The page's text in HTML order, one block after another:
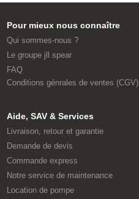
Pour mieux nous connaître
Qui sommes-nous ?
Le groupe jll.spear
FAQ
Conditions génrales de ventes (CGV)
Aide, SAV & Services
Livraison, retour et garantie
Demande de devis
Commande express
Notre service de maintenance
Location de pompe